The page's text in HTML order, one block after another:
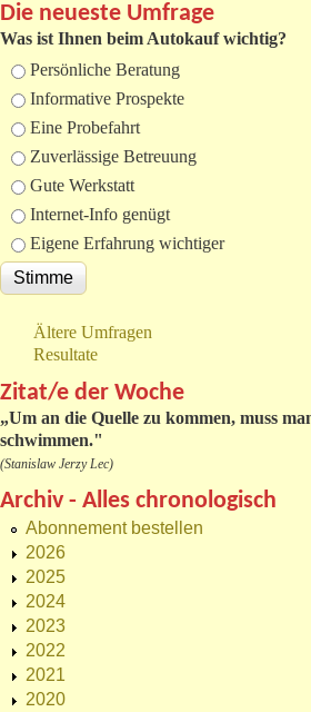
Die neueste Umfrage
Was ist Ihnen beim Autokauf wichtig?
Auswahlmöglichkeiten
Persönliche Beratung
Informative Prospekte
Eine Probefahrt
Zuverlässige Betreuung
Gute Werkstatt
Internet-Info genügt
Eigene Erfahrung wichtiger
Ältere Umfragen
Resultate
Zitat/e der Woche
„Um an die Quelle zu kommen, muss
schwimmen."
(Stanislaw Jerzy Lec)
Archiv - Alles chronologisch
Abonnement bestellen
2026
2025
2024
2023
2022
2021
2020